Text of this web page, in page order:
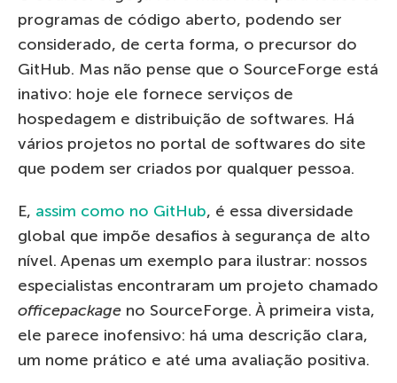
programas de código aberto, podendo ser
considerado, de certa forma, o precursor do
GitHub. Mas não pense que o SourceForge está
inativo: hoje ele fornece serviços de
hospedagem e distribuição de softwares. Há
vários projetos no portal de softwares do site
que podem ser criados por qualquer pessoa.
E, assim como no GitHub, é essa diversidade
global que impõe desafios à segurança de alto
nível. Apenas um exemplo para ilustrar: nossos
especialistas encontraram um projeto chamado
officepackage no SourceForge. À primeira vista,
ele parece inofensivo: há uma descrição clara,
um nome prático e até uma avaliação positiva.